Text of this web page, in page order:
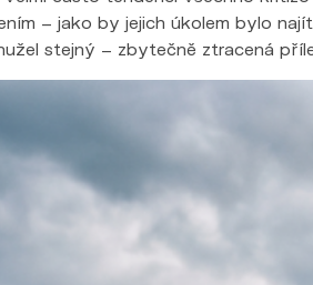
– jako by jejich úkolem bylo
stejný – zbytečně ztracená